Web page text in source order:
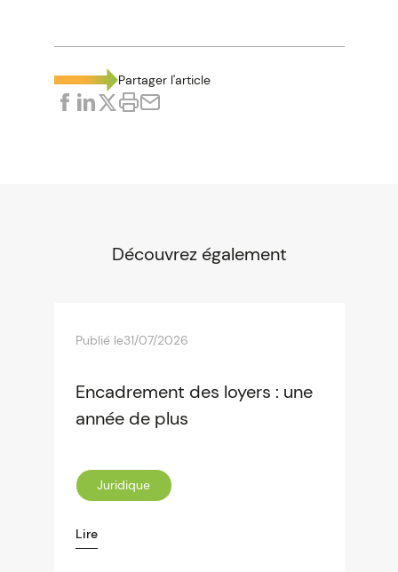
Partager l'article
Découvrez également
Publié le31/07/2026
Encadrement des loyers : une
année de plus
Juridique
Lire